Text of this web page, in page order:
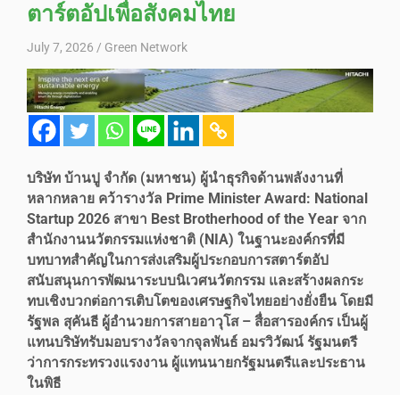
ตาร์ตอัปเพื่อสังคมไทย
July 7, 2026 Green Network
บริษัท บ้านปู จำกัด (มหาชน) ผู้นำธุรกิจด้านพลังงานที่
หลากหลาย คว้ารางวัล Prime Minister Award: National
Startup 2026 สาขา Best Brotherhood of the Year จาก
สำนักงานนวัตกรรมแห่งชาติ (NIA) ในฐานะองค์กรที่มี
บทบาทสำคัญในการส่งเสริมผู้ประกอบการสตาร์ตอัป
สนับสนุนการพัฒนาระบบนิเวศนวัตกรรม และสร้างผลกระ
ทบเชิงบวกต่อการเติบโตของเศรษฐกิจไทยอย่างยั่งยืน โดยมี
รัฐพล สุคันธี ผู้อำนวยการสายอาวุโส – สื่อสารองค์กร เป็นผู้
แทนบริษัทรับมอบรางวัลจากจุลพันธ์ อมรวิวัฒน์ รัฐมนตรี
ว่าการกระทรวงแรงงาน ผู้แทนนายกรัฐมนตรีและประธาน
ในพิธี